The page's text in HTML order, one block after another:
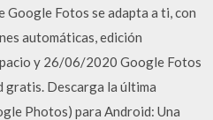
Google Fotos se adapta a ti, con
automáticas, edición
y 26/06/2020 Google Fotos
gratis. Descarga la última
Photos) para Android: Una